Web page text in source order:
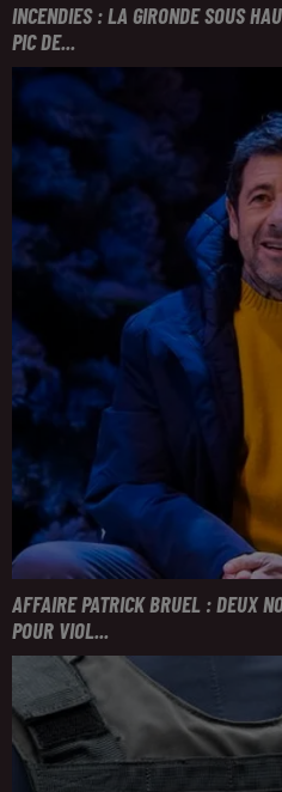
INCENDIES : LA GIRONDE SOUS
PIC DE...
AFFAIRE PATRICK BRUEL : DEUX
POUR VIOL...